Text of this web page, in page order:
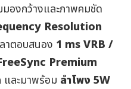
องกว้างและภาพคมชัด
Resolution
าตอบสนอง 1 ms VRB /
Premium
และมาพร้อม ลำโพง 5W